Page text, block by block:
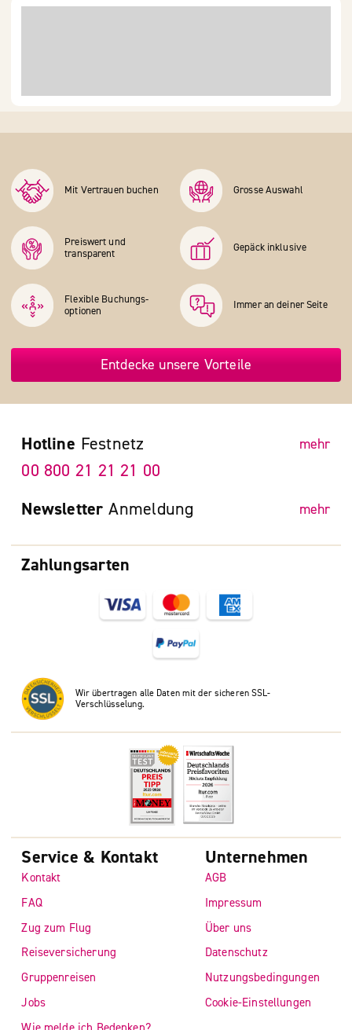
Mit Vertrauen buchen Grosse Auswahl
Preiswert und
transparent
Gepäck inklusive
Flexible Buchungs­
optionen
Immer an deiner Seite
Entdecke unsere Vorteile
Zahlungsarten
Wir übertragen alle Daten mit der sicheren SSL-
Verschlüsselung.
Hotline Festnetz mehr
00 800 21 21 21 00
Newsletter Anmeldung mehr
Service & Kontakt
Kontakt
FAQ
Zug zum Flug
Reiseversicherung
Gruppenreisen
Jobs
Unternehmen
AGB
Impressum
Über uns
Datenschutz
Nutzungsbedingungen
Cookie-Einstellungen